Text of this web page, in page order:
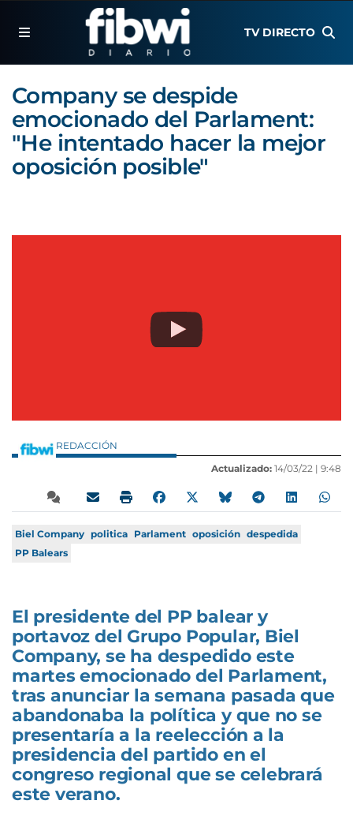
TV DIRECTO
Company se despide
emocionado del Parlament:
"He intentado hacer la mejor
oposición posible"
REDACCIÓN
Actualizado: 14/03/22 | 9:48
Biel Company politica Parlament oposición despedida
PP Balears
El presidente del PP balear y
portavoz del Grupo Popular, Biel
Company, se ha despedido este
martes emocionado del Parlament,
tras anunciar la semana pasada que
abandonaba la política y que no se
presentaría a la reelección a la
presidencia del partido en el
congreso regional que se celebrará
este verano.